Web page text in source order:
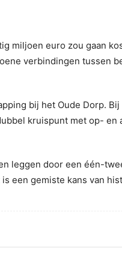
miljoen euro zou gaan
verbindingen tussen
bij het Oude Dorp.
kruispunt met op- en
leggen door een één-
een gemiste kans van